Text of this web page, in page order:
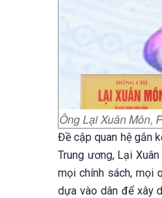
Ông Lại Xuân Môn,
Đề cập quan hệ gắn
Trung ương, Lại
mọi chính sách, mọi
dựa vào dân để xây